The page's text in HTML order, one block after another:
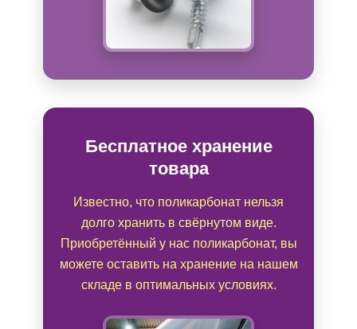
Бесплатное хранение
товара
Известно, что поликарбонат нельзя
долго хранить в свёрнутом виде.
Приобретённый у нас поликарбонат, вы
можете оставить на хранение на нашем
складе в оптимальных условиях.